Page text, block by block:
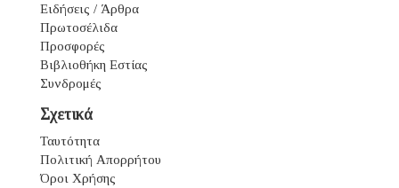
Ειδήσεις / Άρθρα
Πρωτοσέλιδα
Προσφορές
Βιβλιοθήκη Εστίας
Συνδρομές
Σχετικά
Ταυτότητα
Πολιτική Απορρήτου
Όροι Χρήσης